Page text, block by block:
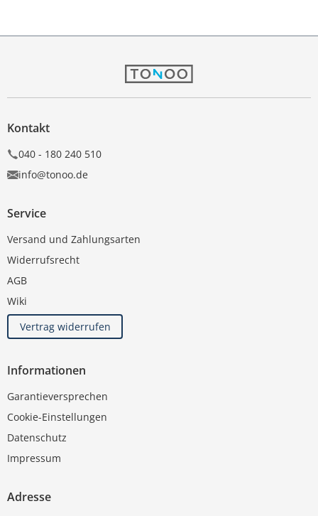
Kontakt
040 - 180 240 510
info@tonoo.de
Service
Versand und Zahlungsarten
Widerrufsrecht
AGB
Wiki
Vertrag widerrufen
Informationen
Garantieversprechen
Cookie-Einstellungen
Datenschutz
Impressum
Adresse